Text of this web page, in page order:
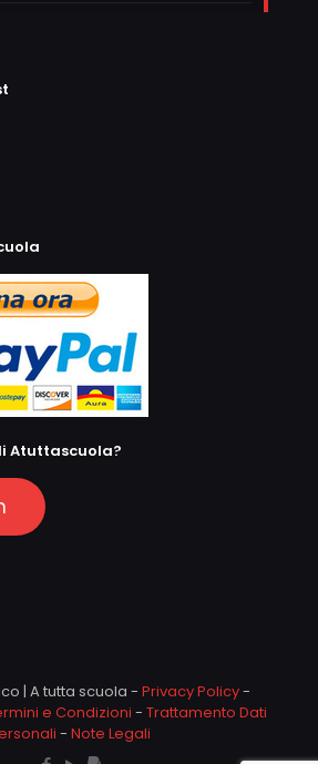
Atuttascuola?
| A tutta scuola - Privacy Policy-
e Condizioni - Trattamento Dati
- Note Legali